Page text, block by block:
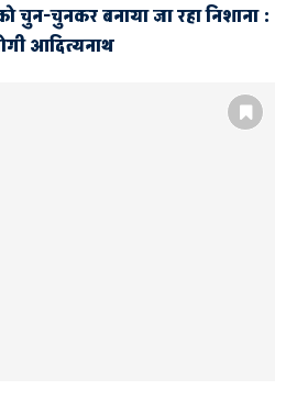
चुन-चुनकर बनाया जा रहा निशाना :
आदित्यनाथ